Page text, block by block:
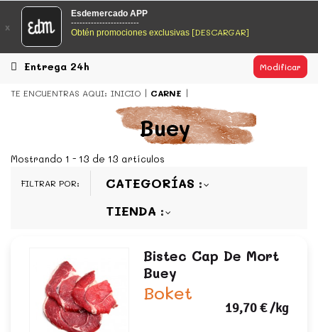
EsDeMercado.com
EsDeMercado.com
los mejores mercados de Barcelona y de productores
locales.
EsDeMercado.com
te lleva a casa los mejores productos de
los mejores mercados de Barcelona y de productores
x
Esdemercado APP
------------------------
Obtén promociones exclusivas [DESCARGAR]
Entrega 24h Modificar
TE ENCUENTRAS AQUI: INICIO CARNE
Buey
Mostrando 1 - 13 de 13 artículos
FILTRAR POR:
CATEGORÍAS
TIENDA
Bistec Cap De Mort
Buey
Boket
19,70 €/kg